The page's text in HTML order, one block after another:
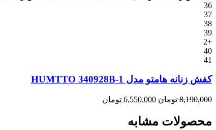
36
37
38
39
+2
40
41
کفش زنانه هامتو مدل HUMTTO 340928B-1
8,190,000تومان 6,550,000 تومان
محصولات مشابه